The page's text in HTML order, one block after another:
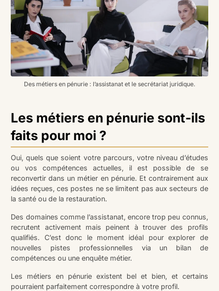
Des métiers en pénurie : l’assistanat et le secrétariat juridique.
Les métiers en pénurie sont-ils
faits pour moi ?
Oui, quels que soient votre parcours, votre niveau d’études
ou vos compétences actuelles, il est possible de se
reconvertir dans un métier en pénurie. Et contrairement aux
idées reçues, ces postes ne se limitent pas aux secteurs de
la santé ou de la restauration.
Des domaines comme l’assistanat, encore trop peu connus,
recrutent activement mais peinent à trouver des profils
qualifiés. C’est donc le moment idéal pour explorer de
nouvelles pistes professionnelles via un bilan de
compétences ou une enquête métier.
Les métiers en pénurie existent bel et bien, et certains
pourraient parfaitement correspondre à votre profil.